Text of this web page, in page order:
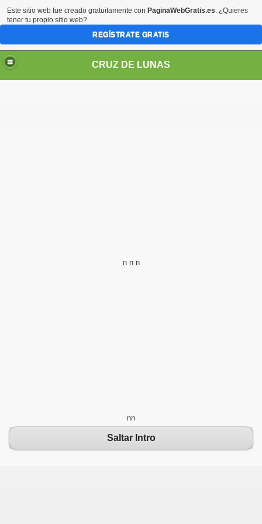
CRUZ DE LUNAS
n n n
nn
Saltar Intro
Este sitio web fue creado gratuitamente con PaginaWebGratis.es. ¿Quieres
tener tu propio sitio web?
REGÍSTRATE GRATIS